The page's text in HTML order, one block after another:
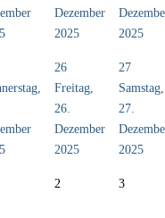
Dezember
2025
2025
26
Freitag,
26.
Dezember
2025
27
Samstag,
27.
2025
2 3